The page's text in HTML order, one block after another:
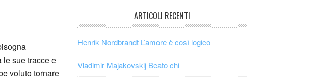
le sue tracce e
voluto tornare
ARTICOLI RECENTI
Henrik Nordbrandt L’amore è così logico
Vladimir Majakovskij Beato chi